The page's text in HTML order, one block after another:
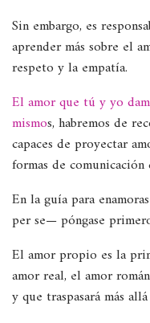
Sin embargo, es
aprender más sobre el
respeto y la empatía.
El amor que tú y yo
mismos, habremos de
capaces de proyectar
formas de
En la guía para
per se— póngase
El amor propio es la
amor real, el amor
y que traspasará más